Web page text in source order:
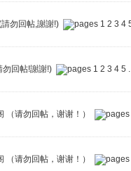
勿回帖,謝謝!) 1 2 3 4
回帖!謝謝!) 1 2 3 4 5
请勿回帖，谢谢！）
请勿回帖，谢谢！）